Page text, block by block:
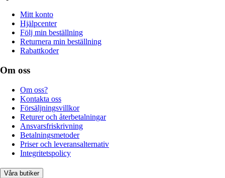
Mitt konto
Hjälpcenter
Följ min beställning
Returnera min beställning
Rabattkoder
Om oss
Om oss?
Kontakta oss
Försäljningsvillkor
Returer och återbetalningar
Ansvarsfriskrivning
Betalningsmetoder
Priser och leveransalternativ
Integritetspolicy
Våra butiker